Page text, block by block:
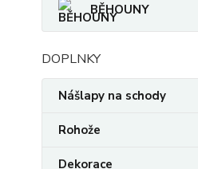
BĚHOUNY
DOPLNKY
Nášlapy na schody
Rohože
Dekorace